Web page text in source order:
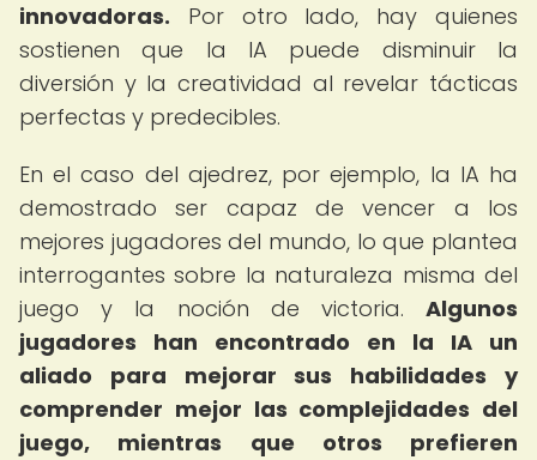
innovadoras. Por otro lado, hay quienes
sostienen que la IA puede disminuir la
diversión y la creatividad al revelar tácticas
perfectas y predecibles.
En el caso del ajedrez, por ejemplo, la IA ha
demostrado ser capaz de vencer a los
mejores jugadores del mundo, lo que plantea
interrogantes sobre la naturaleza misma del
juego y la noción de victoria. Algunos
jugadores han encontrado en la IA un
aliado para mejorar sus habilidades y
comprender mejor las complejidades del
juego, mientras que otros prefieren